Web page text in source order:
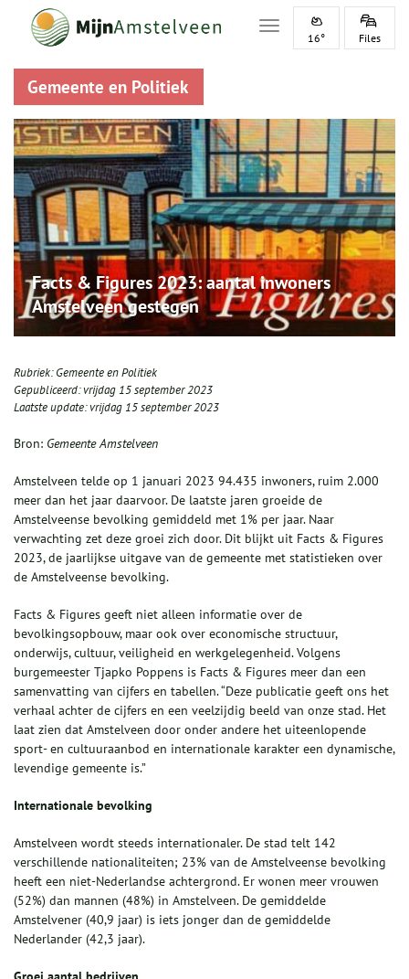
Toggle navigation
16° Files
Gemeente en Politiek
Facts & Figures 2023: aantal inwoners
Amstelveen gestegen
Rubriek:Gemeente en Politiek
Gepubliceerd:vrijdag 15 september 2023
Laatste update:vrijdag 15 september 2023
Bron: Gemeente Amstelveen
Amstelveen telde op 1 januari 2023 94.435 inwoners, ruim 2.000
meer dan het jaar daarvoor. De laatste jaren groeide de
Amstelveense bevolking gemiddeld met 1% per jaar. Naar
verwachting zet deze groei zich door. Dit blijkt uit Facts & Figures
2023, de jaarlijkse uitgave van de gemeente met statistieken over
de Amstelveense bevolking.
Facts & Figures geeft niet alleen informatie over de
bevolkingsopbouw, maar ook over economische structuur,
onderwijs, cultuur, veiligheid en werkgelegenheid. Volgens
burgemeester Tjapko Poppens is Facts & Figures meer dan een
samenvatting van cijfers en tabellen. “Deze publicatie geeft ons het
verhaal achter de cijfers en een veelzijdig beeld van onze stad. Het
laat zien dat Amstelveen door onder andere het uiteenlopende
sport- en cultuuraanbod en internationale karakter een dynamische,
levendige gemeente is.”
Internationale bevolking
Amstelveen wordt steeds internationaler. De stad telt 142
verschillende nationaliteiten; 23% van de Amstelveense bevolking
heeft een niet-Nederlandse achtergrond. Er wonen meer vrouwen
(52%) dan mannen (48%) in Amstelveen. De gemiddelde
Amstelvener (40,9 jaar) is iets jonger dan de gemiddelde
Nederlander (42,3 jaar).